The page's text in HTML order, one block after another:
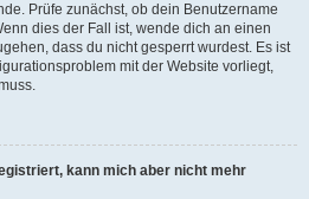
Prüfe zunächst, ob dein Benutzername
dies der Fall ist, wende dich an einen
dass du nicht gesperrt wurdest. Es ist
mit der Website vorliegt,
kann mich aber nicht mehr